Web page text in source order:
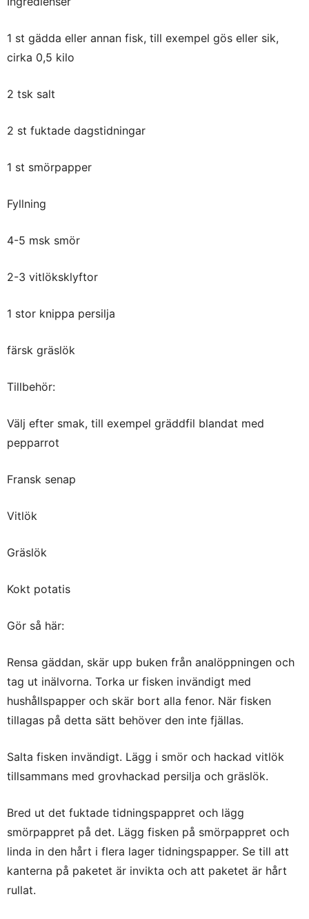
1 st gädda eller annan fisk, till exempel gös eller sik,
cirka 0,5 kilo
2 tsk salt
2 st fuktade dagstidningar
1 st smörpapper
Fyllning
4-5 msk smör
2-3 vitlöksklyftor
1 stor knippa persilja
färsk gräslök
Tillbehör:
Välj efter smak, till exempel gräddfil blandat med
pepparrot
Fransk senap
Vitlök
Gräslök
Kokt potatis
Gör så här:
Rensa gäddan, skär upp buken från analöppningen och
tag ut inälvorna. Torka ur fisken invändigt med
hushållspapper och skär bort alla fenor. När fisken
tillagas på detta sätt behöver den inte fjällas.
Salta fisken invändigt. Lägg i smör och hackad vitlök
tillsammans med grovhackad persilja och gräslök.
Bred ut det fuktade tidningspappret och lägg
smörpappret på det. Lägg fisken på smörpappret och
linda in den hårt i flera lager tidningspapper. Se till att
kanterna på paketet är invikta och att paketet är hårt
rullat.